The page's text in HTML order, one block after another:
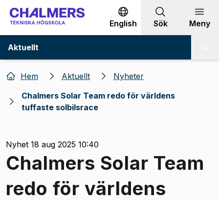
Gå till innehållet
English Sök Meny
Aktuellt
Hem Aktuellt
Nyheter
Chalmers Solar Team redo för världens
tuffaste solbilsrace
Nyhet 18 aug 2025 10:40
Chalmers Solar Team
redo för världens